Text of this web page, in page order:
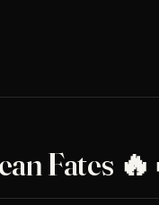
Fates